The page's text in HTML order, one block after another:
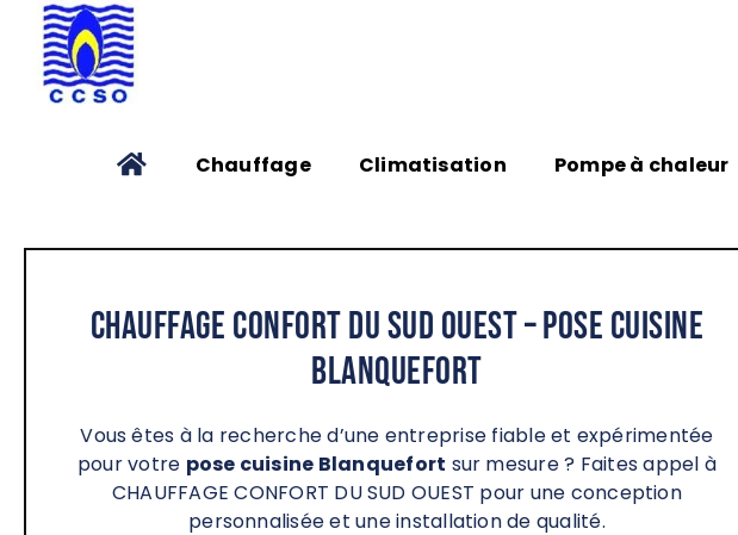
Passer
contenu
Chauffage Climatisation Pompe à chaleur
Chauffage Confort du Sud Ouest – Pose cuisine
Blanquefort
Vous êtes à la recherche d’une entreprise fiable et expérimentée
pour votre pose cuisine Blanquefort sur mesure ? Faites appel à
CHAUFFAGE CONFORT DU SUD OUEST pour une conception
personnalisée et une installation de qualité.